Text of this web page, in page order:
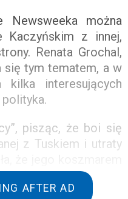
Newsweeka można
Kaczyńskim z innej,
Renata Grochal,
się tym tematem, a w
kilka interesujących
pisząc, że boi się
z Tuskiem i utraty
AFTER AD